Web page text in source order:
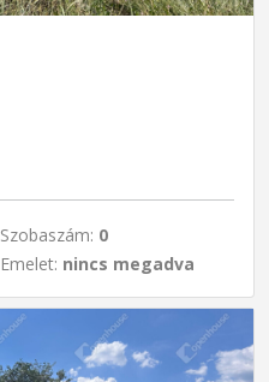
Szobaszám: 0
Emelet: nincs megadva